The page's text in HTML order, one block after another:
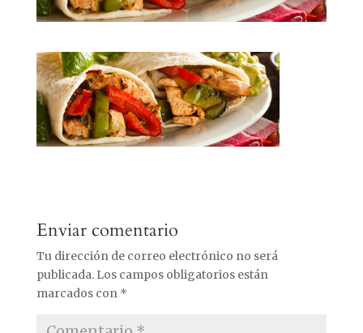
Enviar comentario
Tu dirección de correo electrónico no será
publicada. Los campos obligatorios están
marcados con *